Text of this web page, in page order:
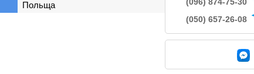
Польща
(050) 657-26-08